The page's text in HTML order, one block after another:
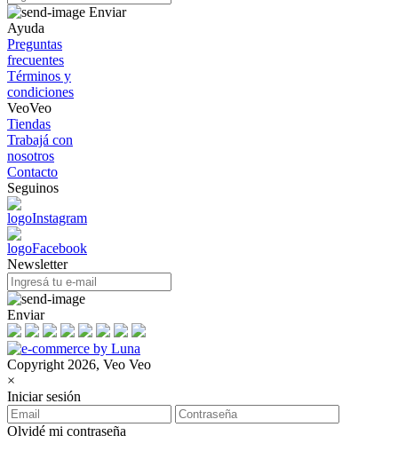
Enviar
Ayuda
Preguntas
frecuentes
Términos y
condiciones
VeoVeo
Tiendas
Trabajá con
nosotros
Contacto
Seguinos
Newsletter
Enviar
Copyright 2026, Veo Veo
×
Iniciar sesión
Olvidé mi contraseña